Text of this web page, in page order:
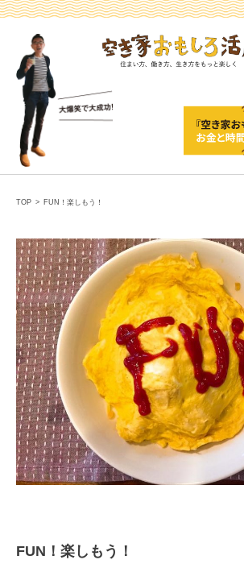
TOP > FUN！楽しもう！
FUN！楽しもう！